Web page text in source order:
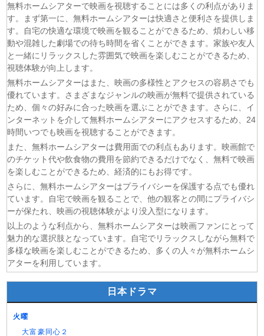
た 第5話
(05/08)大追跡〜警視庁SSBC強行犯係〜 Season2 第3話
(05/08)マッサン 第17話
(05/08)風、薫る 第93話
(05/08)天は赤い河のほとり 第5話
(05/08) スピナーベイト 第6話
(05/08)チョッちゃん 第85話
(05/08)ひまわり 第93話
(05/08)幸せになりたいマサムネ君 第5話
(05/08)手札が多めのビクトリア 第5話
(05/08) コントラスト 第6話
無料ホームシアターで映画を視聴することには多くの利点がありま
す。まず第一に、無料ホームシアターは快適さと便利さを提供しま
す。自宅の快適な環境で映画を観ることができるため、煩わしい移
動や混雑した劇場での待ち時間を省くことができます。家族や友人
と一緒にリラックスした雰囲気で映画を楽しむことができるため、
視聴体験が向上します。
無料ホームシアターはまた、映画の多様性とアクセスの容易さでも
優れています。さまざまなジャンルの映画が無料で提供されている
ため、個々の好みに合った映画を選ぶことができます。さらに、イ
ンターネットを介して無料ホームシアターにアクセスするため、24
時間いつでも映画を視聴することができます。
また、無料ホームシアターは費用面での利点もあります。映画館で
のチケット代や飲食物の費用を節約できるだけでなく、無料で映画
を楽しむことができるため、経済的にもお得です。
さらに、無料ホームシアターはプライバシーを保護する点でも優れ
ています。自宅で映画を観ることで、他の観客との間にプライバシ
ーが保たれ、映画の視聴体験がより没入型になります。
以上のような利点から、無料ホームシアターは映画ファンにとって
魅力的な選択肢となっています。自宅でリラックスしながら無料で
多様な映画を楽しむことができるため、多くの人々が無料ホームシ
アターを利用しています。
日本ドラマ
火曜
大富豪同心２